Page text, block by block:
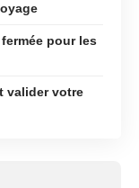
pour les
valider votre